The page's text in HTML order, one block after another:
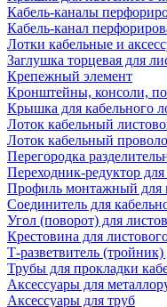
Кабель-каналы
Кабель-канал
Лотки кабельные и
Заглушка торцевая для
Крепежный элемент
Кронштейны, консоли,
Крышка для кабельного
Лоток кабельный
Лоток кабельный
Перегородка
Переходник-редуктор для
Профиль монтажный для
Соединитель для
Угол (поворот) для
Крестовина для
Т-разветвитель
Трубы для прокладки
Аксессуары для
Аксессуары для труб